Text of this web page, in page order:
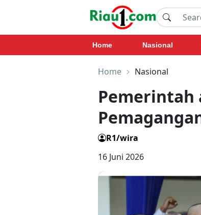
Home Nasional
Home Nasional
Pemerintah
R1/wira
16 Juni 2026